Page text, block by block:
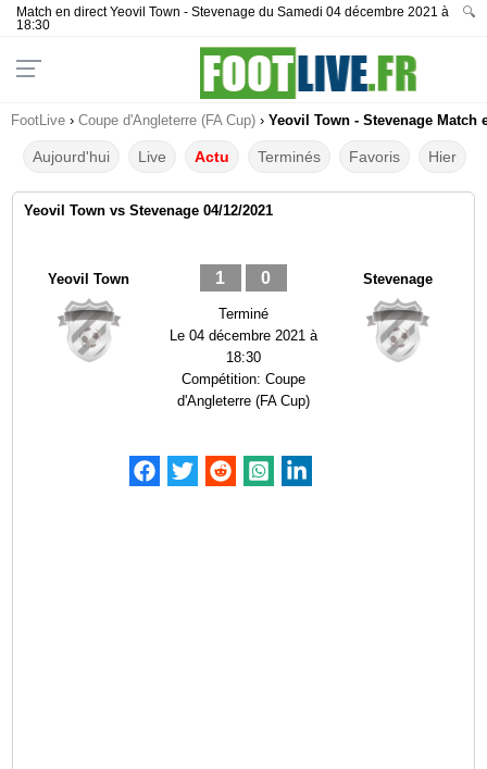
Match en direct Yeovil Town - Stevenage du Samedi 04 décembre 2021 à
18:30
🔍
FootLive › Coupe d'Angleterre (FA Cup) › Yeovil Town - Stevenage Match
Aujourd'hui Live Actu Terminés Favoris Hier
Yeovil Town vs Stevenage 04/12/2021
Yeovil Town 1 0
Terminé
Le 04 décembre 2021 à
18:30
Compétition: Coupe
d'Angleterre (FA Cup)
Stevenage